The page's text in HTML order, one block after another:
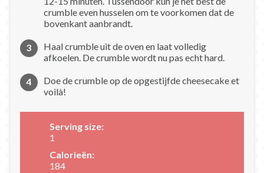
crumble even husselen om te voorkomen dat de
bovenkant aanbrandt.
Haal crumble uit de oven en laat volledig
afkoelen. De crumble wordt nu pas echt hard.
Doe de crumble op de opgestijfde cheesecake et
voilà!
Serving size:
1
Calorieën:
184